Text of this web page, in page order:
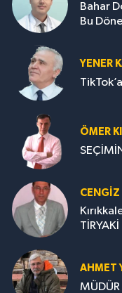
Bahar
Bu
YENER
ÖMER
CENGİZ
TİRYAKİ
AHMET
MÜDÜR